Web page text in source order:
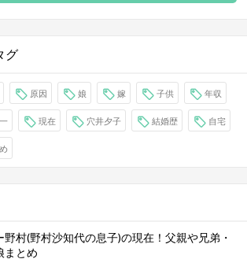
グ
原因 娘 嫁 子供 年収
現在 穴井夕子 結婚歴 自宅
野村(野村沙知代の息子)の現在！父親や兄弟・
まとめ